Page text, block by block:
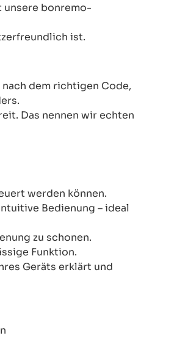
unsere bonremo-
ist.
dem richtigen Code,
Das nennen wir echten
werden können.
Bedienung – ideal
zu schonen.
Funktion.
Geräts erklärt und